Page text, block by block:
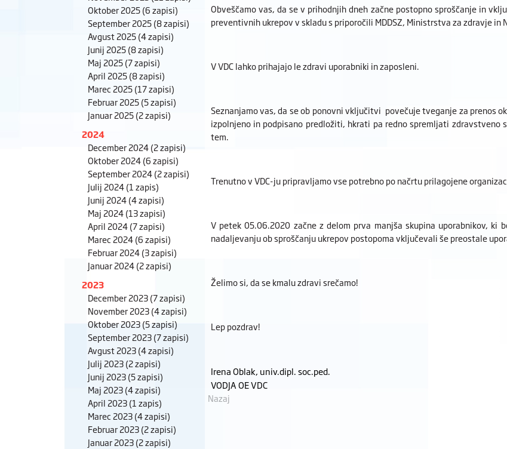
Oktober 2025(6 zapisi)
September 2025(8 zapisi)
Avgust 2025(4 zapisi)
Junij 2025(8 zapisi)
Maj 2025(7 zapisi)
April 2025(8 zapisi)
Marec 2025(17 zapisi)
Februar 2025(5 zapisi)
Januar 2025(2 zapisi)
2024
December 2024(2 zapisi)
Oktober 2024(6 zapisi)
September 2024(2 zapisi)
Julij 2024(1 zapis)
Junij 2024(4 zapisi)
Maj 2024(13 zapisi)
April 2024(7 zapisi)
Marec 2024(6 zapisi)
Februar 2024(3 zapisi)
Januar 2024(2 zapisi)
2023
December 2023(7 zapisi)
November 2023(4 zapisi)
Oktober 2023(5 zapisi)
September 2023(7 zapisi)
Avgust 2023(4 zapisi)
Julij 2023(2 zapisi)
Junij 2023(5 zapisi)
Maj 2023(4 zapisi)
April 2023(1 zapis)
Marec 2023(4 zapisi)
Februar 2023(2 zapisi)
Januar 2023(2 zapisi)
Obveščamo vas, da se v prihodnjih dneh začne postopno sproščanje in
preventivnih ukrepov v skladu s priporočili MDDSZ, Ministrstva za zdravje
V VDC lahko prihajajo le zdravi uporabniki in zaposleni.
Seznanjamo vas, da se ob ponovni vključitvi povečuje tveganje za prenos
izpolnjeno in podpisano predložiti, hkrati pa redno spremljati
tem.
Trenutno v VDC-ju pripravljamo vse potrebno po načrtu prilagojene
V petek 05.06.2020 začne z delom prva manjša skupina uporabnikov, ki
nadaljevanju ob sproščanju ukrepov postopoma vključevali še preostale
Želimo si, da se kmalu zdravi srečamo!
Lep pozdrav!
Irena Oblak, univ.dipl. soc.ped.
VODJA OE VDC
Nazaj